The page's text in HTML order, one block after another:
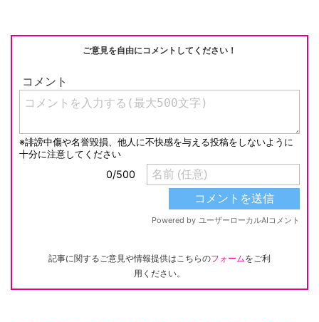
ご意見を自由にコメントしてください！
記事に関するご意見や情報提供はこちらのフォームをご利
用ください。